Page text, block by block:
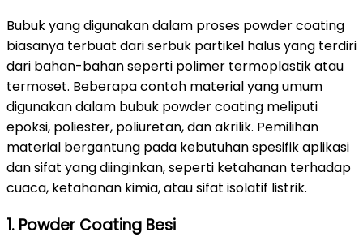
Bubuk yang digunakan dalam proses powder coating
biasanya terbuat dari serbuk partikel halus yang terdiri
dari bahan-bahan seperti polimer termoplastik atau
termoset. Beberapa contoh material yang umum
digunakan dalam bubuk powder coating meliputi
epoksi, poliester, poliuretan, dan akrilik. Pemilihan
material bergantung pada kebutuhan spesifik aplikasi
dan sifat yang diinginkan, seperti ketahanan terhadap
cuaca, ketahanan kimia, atau sifat isolatif listrik.
1. Powder Coating Besi